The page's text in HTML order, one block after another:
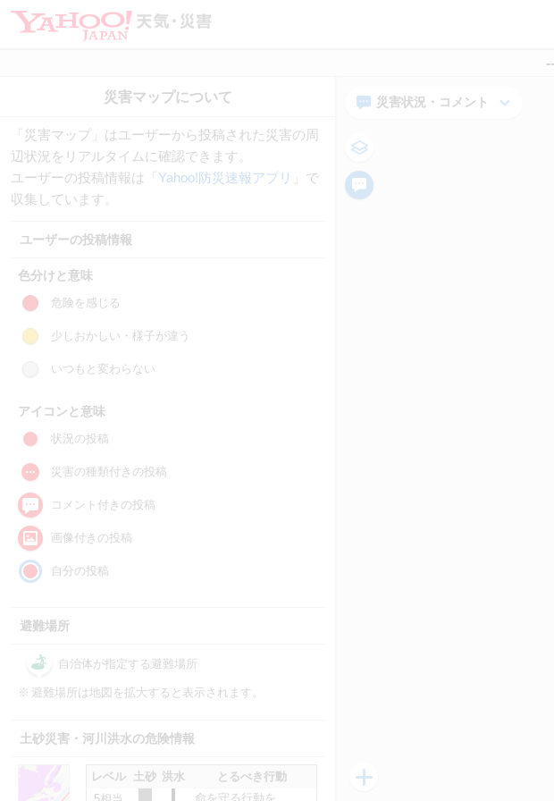
災害状況・コメント
「災害マップ」はユーザーから投稿された災害の周
辺状況をリアルタイムに確認できます。
ユーザーの投稿情報は「 Yahoo!防災速報アプリ
」で
収集しています。
ユーザーの投稿情報
色分けと意味
危険を感じる
少しおかしい・様子が違う
いつもと変わらない
アイコンと意味
状況の投稿
災害の種類付きの投稿
コメント付きの投稿
画像付きの投稿
自分の投稿
避難場所
自治体が指定する避難場所
※ 避難場所は地図を拡大すると表示されます。
土砂災害・河川洪水の危険情報
レベル 土砂 洪水
とるべき行動
命を守る行動を